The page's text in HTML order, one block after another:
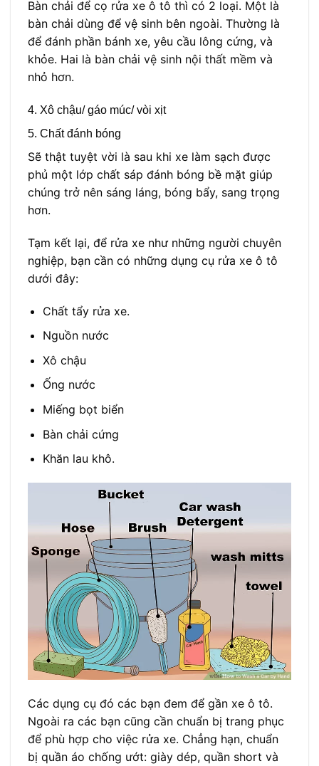
Bàn chải để cọ rửa xe ô tô thì có 2 loại. Một là
bàn chải dùng để vệ sinh bên ngoài. Thường là
để đánh phần bánh xe, yêu cầu lông cứng, và
khỏe. Hai là bàn chải vệ sinh nội thất mềm và
nhỏ hơn.
4. Xô chậu/ gáo múc/ vòi xịt
5. Chất đánh bóng
Sẽ thật tuyệt vời là sau khi xe làm sạch được
phủ một lớp chất sáp đánh bóng bề mặt giúp
chúng trở nên sáng láng, bóng bẩy, sang trọng
hơn.
Tạm kết lại, để rửa xe như những người chuyên
nghiệp, bạn cần có những dụng cụ rửa xe ô tô
dưới đây:
Chất tẩy rửa xe.
Nguồn nước
Xô chậu
Ống nước
Miếng bọt biển
Bàn chải cứng
Khăn lau khô.
Các dụng cụ đó các bạn đem để gần xe ô tô.
Ngoài ra các bạn cũng cần chuẩn bị trang phục
để phù hợp cho việc rửa xe. Chẳng hạn, chuẩn
bị quần áo chống ướt: giày dép, quần short và